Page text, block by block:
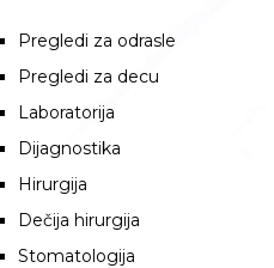
Pregledi za odrasle
Pregledi za decu
Laboratorija
Dijagnostika
Hirurgija
Dečija hirurgija
Stomatologija